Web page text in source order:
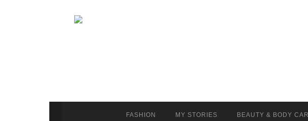
FASHION MY STORIES BEAUTY & BODY